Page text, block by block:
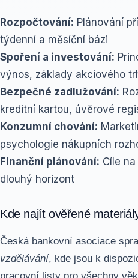
Rozpočtování: Plánování
týdenní a měsíční bázi
Spoření a investování:
výnos, základy akciového
Bezpečné zadlužování:
kreditní kartou, úvěrové
Konzumní chování:
psychologie nákupních
Finanční plánování: Cíle
dlouhý horizont
Kde najít ověřené
Česká bankovní asociace
vzdělávání, kde jsou k